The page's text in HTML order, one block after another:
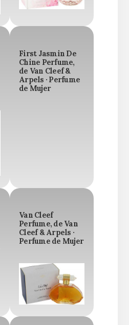
First Jasmin De
Chine Perfume,
de Van Cleef &
Arpels · Perfume
de Mujer
Van Cleef
Perfume, de Van
Cleef & Arpels ·
Perfume de Mujer